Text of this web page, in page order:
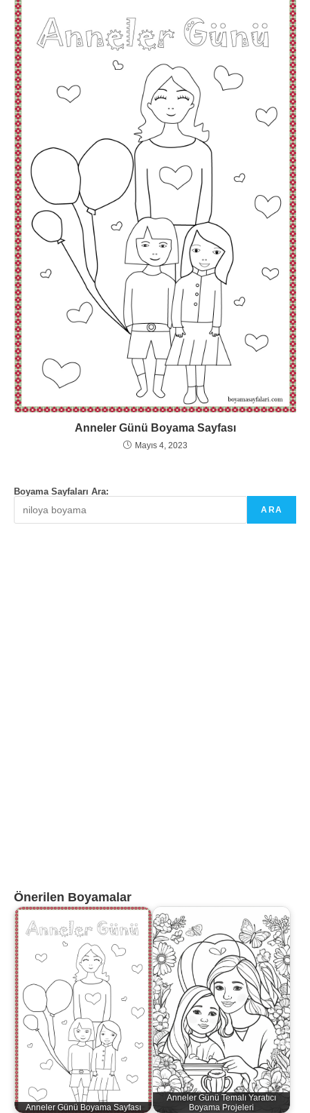
Anneler Günü Boyama Sayfası
Mayıs 4, 2023
Boyama Sayfaları Ara:
ARA
Önerilen Boyamalar
Anneler Günü Boyama Sayfası
Anneler Günü Temalı Yaratıcı
Boyama Projeleri